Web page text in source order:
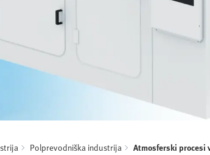
Polprevodniška industrija Atmosferski